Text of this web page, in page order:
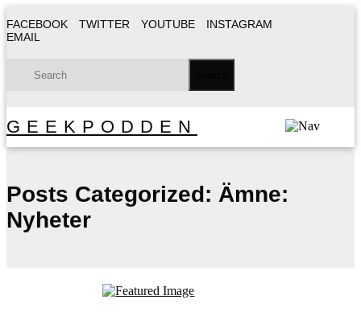
FACEBOOK TWITTER YOUTUBE
INSTAGRAM
EMAIL
GEEKPODDEN
Posts Categorized: Ämne:
Nyheter